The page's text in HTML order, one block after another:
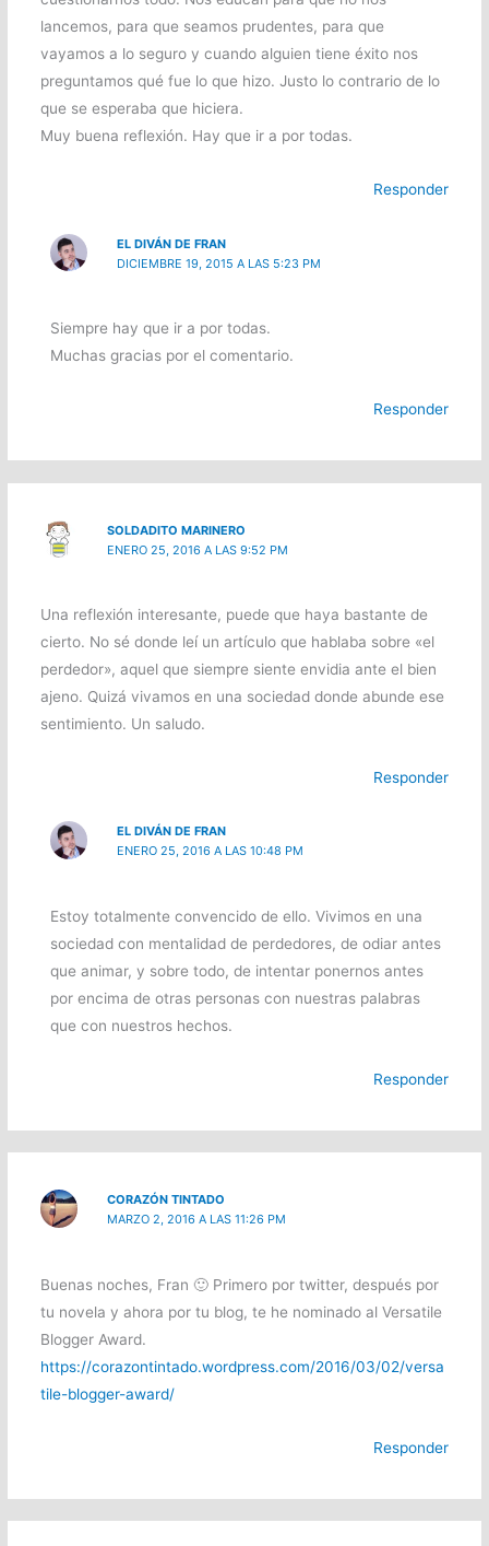
lancemos, para que seamos prudentes, para que
vayamos a lo seguro y cuando alguien tiene éxito nos
preguntamos qué fue lo que hizo. Justo lo contrario de lo
que se esperaba que hiciera.
Muy buena reflexión. Hay que ir a por todas.
Responder
EL DIVÁN DE FRAN
DICIEMBRE 19, 2015 A LAS 5:23 PM
Siempre hay que ir a por todas.
Muchas gracias por el comentario.
Responder
SOLDADITO MARINERO
ENERO 25, 2016 A LAS 9:52 PM
Una reflexión interesante, puede que haya bastante de
cierto. No sé donde leí un artículo que hablaba sobre «el
perdedor», aquel que siempre siente envidia ante el bien
ajeno. Quizá vivamos en una sociedad donde abunde ese
sentimiento. Un saludo.
Responder
EL DIVÁN DE FRAN
ENERO 25, 2016 A LAS 10:48 PM
Estoy totalmente convencido de ello. Vivimos en una
sociedad con mentalidad de perdedores, de odiar antes
que animar, y sobre todo, de intentar ponernos antes
por encima de otras personas con nuestras palabras
que con nuestros hechos.
Responder
CORAZÓN TINTADO
MARZO 2, 2016 A LAS 11:26 PM
Buenas noches, Fran 🙂 Primero por twitter, después por
tu novela y ahora por tu blog, te he nominado al Versatile
Blogger Award.
https://corazontintado.wordpress.com/2016/03/02/versa
tile-blogger-award/
Responder